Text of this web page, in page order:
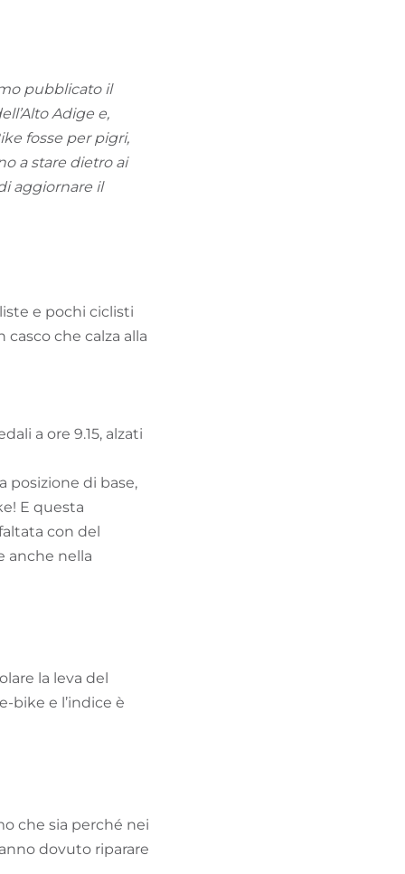
pubblicato il
Adige e,
fosse per pigri,
a stare dietro ai
aggiornare il
e pochi ciclisti
che calza alla
a ore 9.15, alzati
posizione di base,
E questa
con del
anche nella
la leva del
bike e l’indice è
che sia perché nei
dovuto riparare